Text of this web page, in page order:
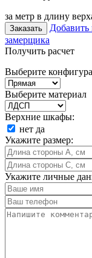
за метр в длину
Заказать Добавить
замерщика
Получить расчет
Выберите
Выберите материал
Верхние шкафы:
нет да
Укажите размер:
Укажите личные